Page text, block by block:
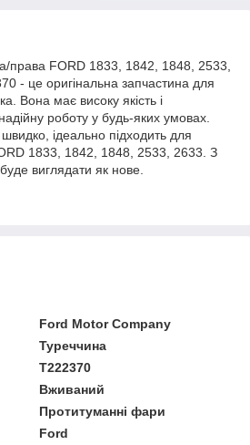
права FORD 1833, 1842, 1848, 2533,
- це оригінальна запчастина для
Вона має високу якість і
роботу у будь-яких умовах.
ідеально підходить для
1833, 1842, 1848, 2533, 2633. З
виглядати як нове.
Ford Motor Company
Туреччина
T222370
Вживаний
Протитуманні фари
Ford